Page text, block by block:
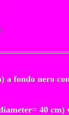
a fondo nero
40